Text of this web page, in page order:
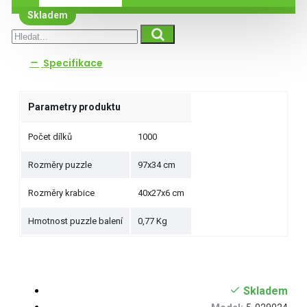
Skladem
Specifikace
Parametry produktu
Počet dílků 1000
Rozměry puzzle 97x34 cm
Rozměry krabice 40x27x6 cm
Hmotnost puzzle balení 0,77 Kg
Skladem